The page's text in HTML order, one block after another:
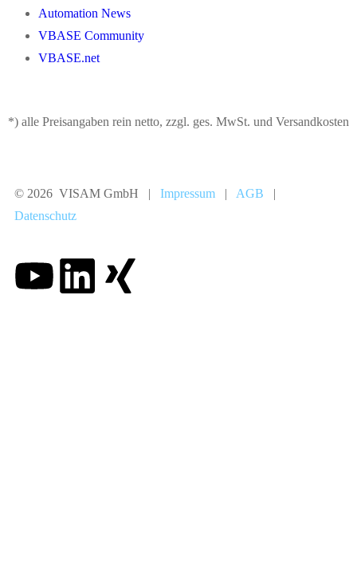
Automation News
VBASE Community
VBASE.net
*) alle Preisangaben rein netto, zzgl. ges. MwSt. und Versandkosten
© 2026 VISAM GmbH | Impressum | AGB |
Datenschutz